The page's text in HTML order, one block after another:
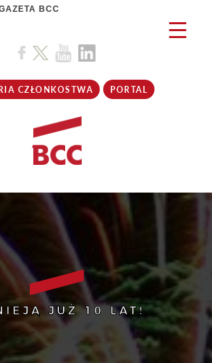
BCC
CZŁONKOSTWA PORTAL
JUŻ 10 LAT!